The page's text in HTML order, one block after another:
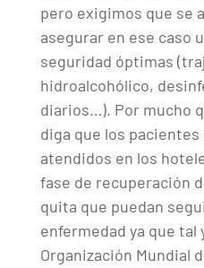
pero exigimos que se
asegurar en ese caso
seguridad óptimas
hidroalcohólico,
diarios…). Por mucho
diga que los pacientes
atendidos en los
fase de recuperación
quita que puedan
enfermedad ya que tal
Organización Mundial